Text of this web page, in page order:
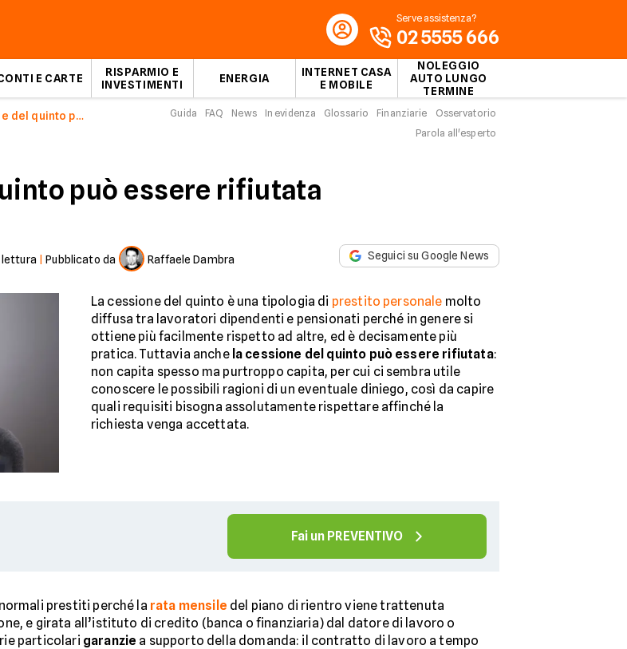
E CARTE
RISPARMIO E
INVESTIMENTI
ENERGIA
INTERNET CASA
E MOBILE
NOLEGGIO
AUTO LUNGO
TERMINE
Serve assistenza?
02 5555 666
Quando la cessione del quinto può essere rifiutata Guida FAQ News In evidenza Glossario Finanziarie
Osservatorio
Parola all'esperto
può essere rifiutata
lettura |Pubblicato da Raffaele Dambra Seguici su Google News
La cessione del quinto è una tipologia di prestito personale molto
diffusa tra lavoratori dipendenti e pensionati perché in genere si
ottiene più facilmente rispetto ad altre, ed è decisamente più
pratica. Tuttavia anche la cessione del quinto può essere rifiutata:
non capita spesso ma purtroppo capita, per cui ci sembra utile
conoscere le possibili ragioni di un eventuale diniego, così da capire
quali requisiti bisogna assolutamente rispettare affinché la
richiesta venga accettata.
Fai un PREVENTIVO
prestiti perché la rata mensile del piano di rientro viene trattenuta
e girata all’istituto di credito (banca o finanziaria) dal datore di lavoro o
particolari garanzie a supporto della domanda: il contratto di lavoro a tempo